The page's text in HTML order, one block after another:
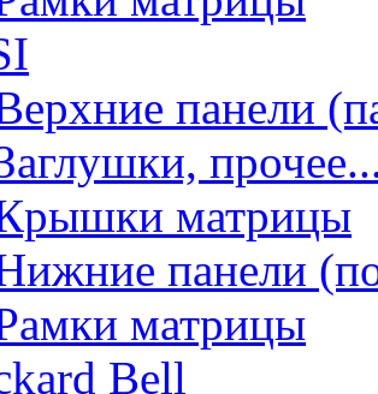
панели
матрицы
панели
матрицы
Bell